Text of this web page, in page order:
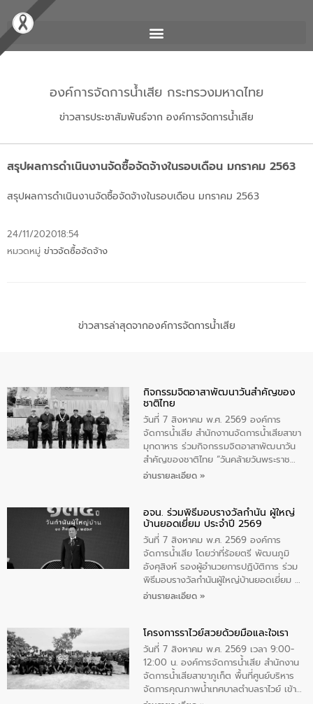
องค์การจัดการน้ำเสีย กระทรวงมหาดไทย
ข่าวสารประชาสัมพันธ์จาก องค์การจัดการน้ำเสีย
สรุปผลการดำเนินงานจัดซื้อจัดจ้างในรอบเดือน มกราคม 2563
สรุปผลการดำเนินงานจัดซื้อจัดจ้างในรอบเดือน มกราคม 2563
24/11/202018:54
หมวดหมู่ ข่าวจัดซื้อจัดจ้าง
ข่าวสารล่าสุดจากองค์การจัดการน้ำเสีย
กิจกรรมจิตอาสาพัฒนาวันสําคัญของ
ชาติไทย
วันที่ 7 สิงหาคม พ.ศ. 2569 องค์การ
จัดการน้ำเสีย สำนักงาานจัดการน้ำเสียสาขา
มุกดาหาร ร่วมกิจกรรมจิตอาสาพัฒนาวัน
สําคัญของชาติไทย “วันคล้ายวันพระราช
สมภพ สมเด็จพระนางเจ้าสิริกิติ์พระบรม
ทิพย์คำ รองผู้ว่าราชการจังหวัดมุกดาหาร
เป็นประธานในพิธี ณ เรือนจําชั่วคราวนาโสก
ตําบลนาโสก อําเภอเมืองมุกดาหาร จังหวัด
มุกดาหาร โดยในกิจกรรมได้ร่วมปลูกป่า และ
ทําความสะอาดภายในบริเวณ จัดกิจกรรม
เพื่อถวายเป็นพระราชกุศล สมเด็จพระนาง
เจ้าสิริกิติ์พระบรมราชินีนาถ พระบรมราช
อ่านรายละเอียด »
อจน. ร่วมพิธีมอบรางวัลกำนัน ผู้ใหญ่
บ้านยอดเยี่ยม ประจำปี 2569
วันที่ 7 สิงหาคม พ.ศ. 2569 องค์การ
จัดการน้ำเสีย โดยว่าที่ร้อยตรี พัฒนภูมิ
อังศุสิงห์ รองผู้อำนวยการปฏิบัติการ ร่วม
พิธีมอบรางวัลกำนันผู้ใหญ่บ้านยอดเยี่ยม ณ
ทำเนียบรัฐบาล โดยมีนายอนุทิน ชาญวีรกูล
ทองคำและประกาศเกียรติคุณให้แก่ กำนัน
ผู้ใหญ่บ้านยอดเยี่ยม พร้อมกล่าวชื่นชม ให้
โอวาท และมอบนโยบาย
อ่านรายละเอียด »
โครงการราไวย์สวยด้วยมือและใจเรา
วันที่ 7 สิงหาคม พ.ศ. 2569 เวลา 9:00-
12:00 น. องค์การจัดการน้ำเสีย สำนักงาน
จัดการน้ำเสียสาขาภูเก็ต พื้นที่ศูนย์บริหาร
จัดการคุณภาพน้ำเทศบาลตำบลราไวย์ เข้า